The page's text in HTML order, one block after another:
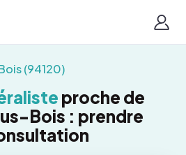
(94120)
proche de
Bois : prendre